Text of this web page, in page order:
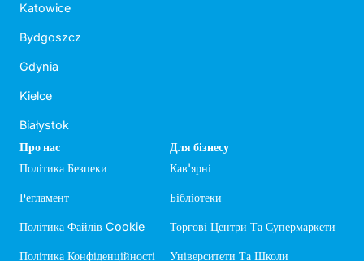
Katowice
Bydgoszcz
Gdynia
Kielce
Białystok
Про нас
Політика Безпеки
Регламент
Політика Файлів Cookie
Політика Конфіденційності
Для бізнесу
Кав'ярні
Бібліотеки
Торгові Центри Та Супермаркети
Університети Та Школи